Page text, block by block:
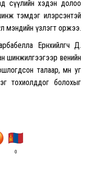
сүүлийн хэдэн долоо
тэмдэг илэрсэнтэй
мэндийн үзлэгт оржээ.
Ерөнхийлөгч Д.
шинжилгээгээр венийн
талаар, мөн уг
тохиолддог болохыг
0